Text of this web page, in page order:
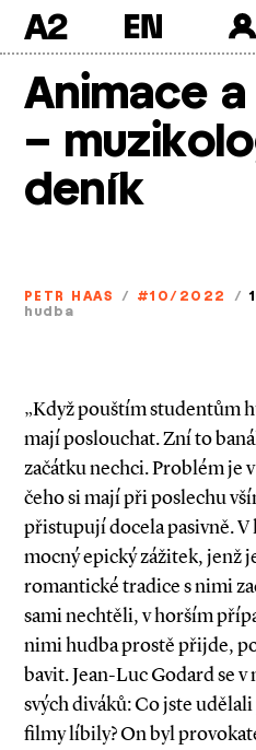
A2
Animace
–
deník
PETR HAAS / #10/2022 /
hudba
„Když pouštím studentům
mají poslouchat. Zní to
začátku nechci. Problém je
čeho si mají při poslechu
přistupují docela pasivně.
mocný epický zážitek, jenž
romantické tradice s nimi
sami nechtěli, v horším
nimi hudba prostě přijde,
bavit. Jean­-Luc Godard se
svých diváků: Co jste
filmy líbily? On byl